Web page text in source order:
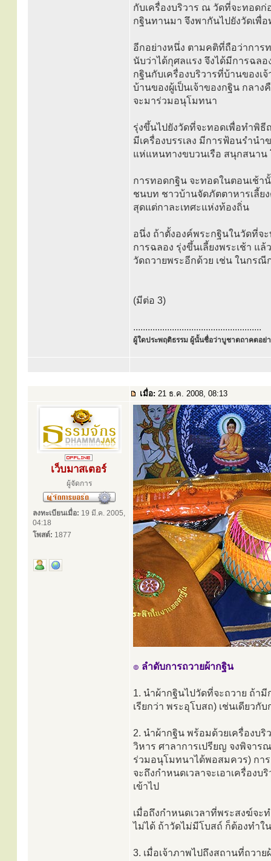
กับเครื่องบริวาร ณ วัดที่จะทอด
กฐินทานมา จึงพากันไปยังวัดเพื่
อีกอย่างหนึ่ง ตามคติที่ถือว่าการ
นับว่าได้กุศลแรง จึงได้มีการฉล
กฐินกับเครื่องบริวารที่บ้านของเ
บ้านของผู้เป็นเจ้าของกฐิน กล
จะมาร่วมอนุโมทนา
รุ่งขึ้นไปยังวัดที่จะทอดเพื่อทำพิ
มีเครื่องบรรเลง มีการฟ้อนรำน
แห่แหนทางขบวนเรือ สนุกสนาน
การทอดกฐิน จะทอดในตอนเช้า
ชนบท ชาวบ้านจัดภัตตาหารเลี้ย
สุดแต่กาละเทศะแห่งท้องถิ่น
อนึ่ง ถ้าตั้งองค์พระกฐินในวัดที่จ
การฉลอง รุ่งขึ้นเลี้ยงพระเช้า แ
วัดถวายพระอีกด้วย เช่น ในกร
(มีต่อ 3)
.....................................................
ผู้ใดประพฤติธรรม ผู้นั้นชื่อว่าบูชาตถาคตอย่า
เมื่อ: 21 ธ.ค. 2008, 08:13
เว็บมาสเตอร์
ผู้จัดการ
ลงทะเบียนเมื่อ: 19 มี.ค. 2005,
04:18
โพสต์: 1877
๏ ลำดับการถวายผ้ากฐิน
1. นำผ้ากฐินไปวัดที่จะถวาย ถ้า
เรียกว่า พระอุโบสถ) เช่นเดียวกั
2. นำผ้ากฐิน พร้อมด้วยเครื่องบ
วิหาร ศาลาการเปรียญ จงพิจาร
ร่วมอนุโมทนาได้พอสมควร) กา
จะถึงกำหนดเวลาจะเอาเครื่อง
เข้าไป
เมื่อถึงกำหนดเวลาที่พระสงฆ์จ
ไม่ได้ ถ้าวัดไม่มีโบสถ์ ก็ต้องทำ
3. เมื่อเจ้าภาพไปถึงสถานที่ถวา